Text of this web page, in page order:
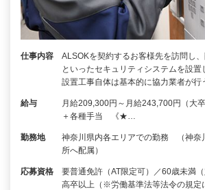
仕事内容
ALSOKを契約するお客様先を訪問し
といったセキュリティシステムを設置
設置工事自体は基本的に協力業者が行
給与
月給209,300円～月給243,700円（大
＋各種手当 《★…
勤務地
神奈川県内各エリアでの勤務 （神奈
所へ配属）
応募資格
要普通免許（AT限定可）／60歳未満
高卒以上（※労働基準法等法令の規